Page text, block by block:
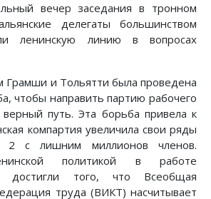
вечер заседания в тронном
делегаты большинством
ленинскую линию в вопросах
Грамши и Тольятти была проведена
чтобы направить партию рабочего
верный путь. Эта борьба привела к
компартия увеличила свои ряды
с лишним миллионов членов.
политикой в работе
достигли того, что Всеобщая
труда (ВИКТ) насчитывает